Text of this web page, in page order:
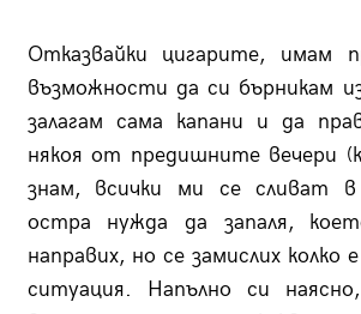
Отказвайки цигарите, имам
възможности да си бърникам
залагам сама капани и да
някоя от предишните вечери
знам, всички ми се сливат в
остра нужда да запаля,
направих, но се замислих колко
ситуация. Напълно си